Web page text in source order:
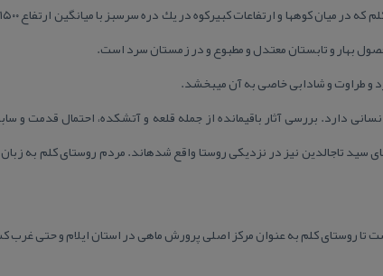
بهار و تابستان معتدل و مطبوع و در زمستان سرد است.
و طراوت و شادابی خاصی به آن میبخشد.
دارد. بررسی آثار باقیمانده از جمله قلعه و آتشكده، احتمال قدمت و
سید تاجالدین نیز در نزدیكی روستا واقع شدهاند. مردم روستای كلم به
روستای كلم به عنوان مركز اصلی پرورش ماهی در استان ایلام و حتی غرب